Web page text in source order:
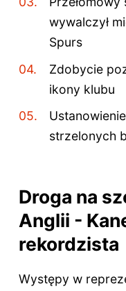
wywalczył
Spurs
Zdobycie
ikony klubu
strzelonych
Droga na
Anglii -
rekordzista
Występy w